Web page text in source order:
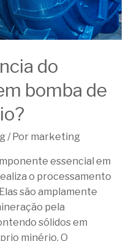
do
bomba de
/ Por marketing
essencial em
o processamento
são amplamente
pela
sólidos em
minério. O